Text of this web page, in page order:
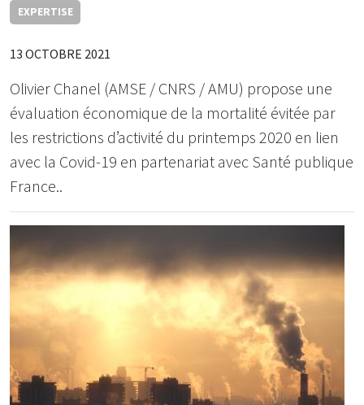
EXPERTISE
13 OCTOBRE 2021
Olivier Chanel (AMSE / CNRS / AMU) propose une
évaluation économique de la mortalité évitée par
les restrictions d’activité du printemps 2020 en lien
avec la Covid-19 en partenariat avec Santé publique
France..